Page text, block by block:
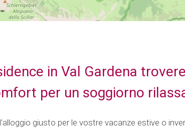
in Val Gardena
per un soggiorno
giusto per le vostre vacanze estive o